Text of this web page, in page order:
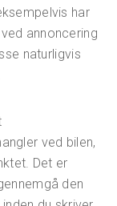
har
annoncering
naturligvis
ved bilen,
Det er
den